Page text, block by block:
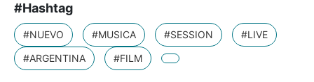
#Hashtag
#NUEVO #MUSICA #SESSION
#LIVE
#ARGENTINA
#FILM